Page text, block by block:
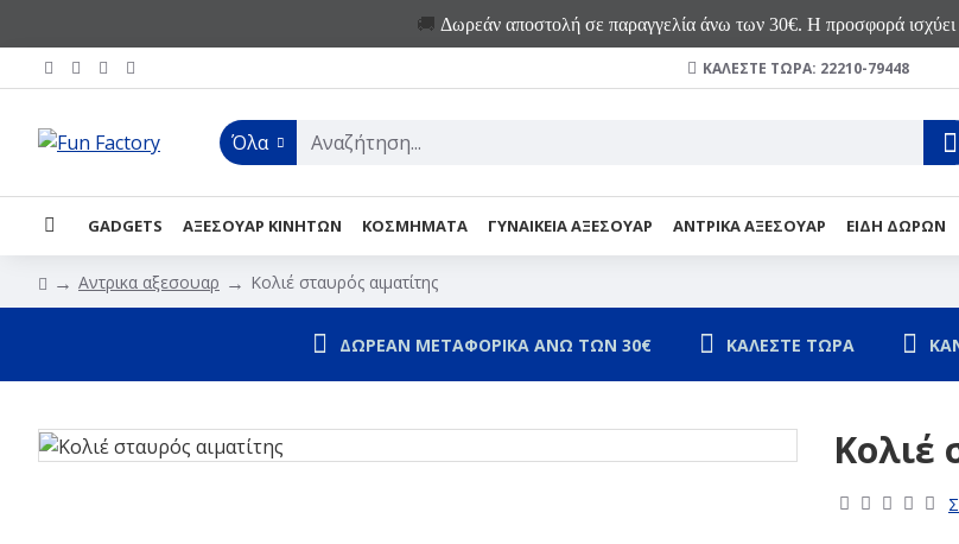
🚚 Δωρεάν αποστολή σε παραγγελία άνω των 30€. Η προσφορά ισχύει
ΚΑΛΈΣΤΕ ΤΏΡΑ: 22210-79448
Όλα
GADGETS ΑΞΕΣΟΥΑΡ ΚΙΝΗΤΩΝ ΚΟΣΜΗΜΑΤΑ ΓΥΝΑΙΚΕΙΑ ΑΞΕΣΟΥΑΡ ΑΝΤΡΙΚΑ ΑΞΕΣΟΥΑΡ ΕΙΔΗ ΔΩΡΩΝ
Αντρικα αξεσουαρ Κολιέ σταυρός αιματίτης
ΔΩΡΕΑΝ ΜΕΤΑΦΟΡΙΚΑ ΑΝΩ ΤΩΝ 30€ ΚΑΛΕΣΤΕ ΤΩΡΑ
Κολιέ